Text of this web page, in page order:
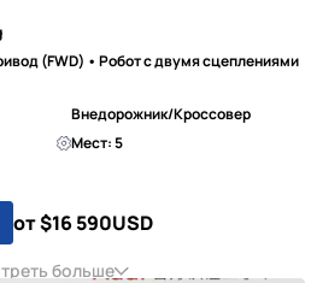
(FWD) • Робот с двумя сцеплениями
Внедорожник/Кроссовер
Мест: 5
от $16 590USD
больше